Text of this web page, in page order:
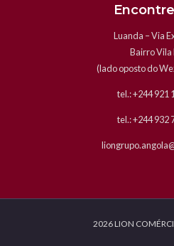
Luanda – Via
Bairro Vila
(lado oposto do
tel.: +244 921
tel.: +244 932
2026 LION